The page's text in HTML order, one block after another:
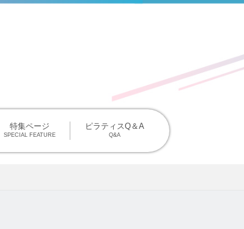
特集ページ
SPECIAL FEATURE
ピラティスQ＆A
Q&A